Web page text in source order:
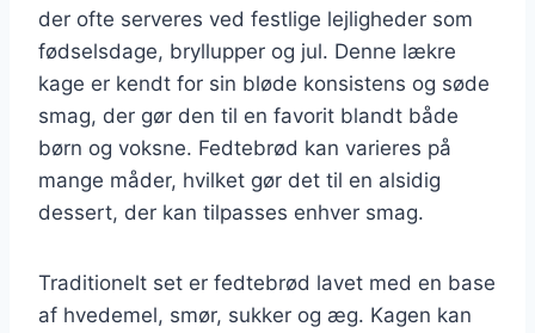
der ofte serveres ved festlige lejligheder som
fødselsdage, bryllupper og jul. Denne lækre
kage er kendt for sin bløde konsistens og søde
smag, der gør den til en favorit blandt både
børn og voksne. Fedtebrød kan varieres på
mange måder, hvilket gør det til en alsidig
dessert, der kan tilpasses enhver smag.
Traditionelt set er fedtebrød lavet med en base
af hvedemel, smør, sukker og æg. Kagen kan